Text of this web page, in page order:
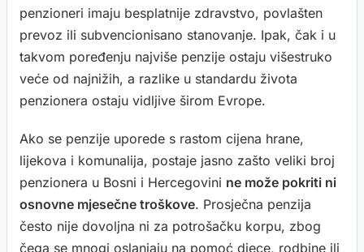
penzioneri imaju besplatnije zdravstvo, povlašten
prevoz ili subvencionisano stanovanje. Ipak, čak i u
takvom poređenju najviše penzije ostaju višestruko
veće od najnižih, a razlike u standardu života
penzionera ostaju vidljive širom Evrope.
Ako se penzije uporede s rastom cijena hrane,
lijekova i komunalija, postaje jasno zašto veliki broj
penzionera u Bosni i Hercegovini ne može pokriti ni
osnovne mjesečne troškove. Prosječna penzija
često nije dovoljna ni za potrošačku korpu, zbog
čega se mnogi oslanjaju na pomoć djece, rodbine ili